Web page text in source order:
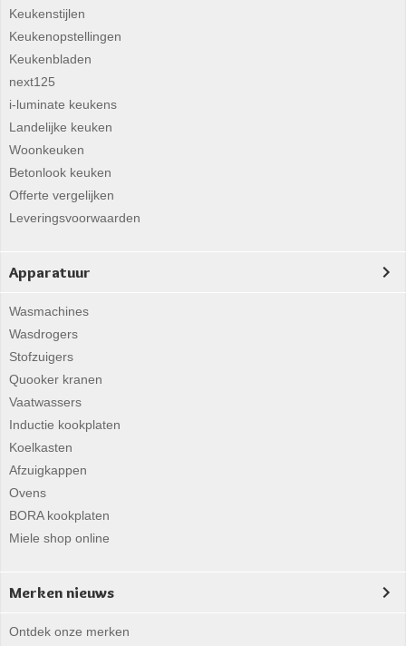
Keukenstijlen
Keukenopstellingen
Keukenbladen
next125
i-luminate keukens
Landelijke keuken
Woonkeuken
Betonlook keuken
Offerte vergelijken
Leveringsvoorwaarden
Apparatuur
Wasmachines
Wasdrogers
Stofzuigers
Quooker kranen
Vaatwassers
Inductie kookplaten
Koelkasten
Afzuigkappen
Ovens
BORA kookplaten
Miele shop online
Merken nieuws
Ontdek onze merken